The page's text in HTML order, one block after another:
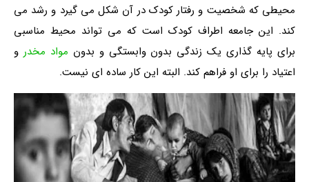
محیطی که شخصیت و رفتار کودک در آن شکل می گیرد و رشد می
کند. این جامعه اطراف کودک است که می تواند محیط مناسبی
برای پایه گذاری یک زندگی بدون وابستگی و بدون مواد مخدر و
اعتیاد را برای او فراهم کند. البته این کار ساده ای نیست.